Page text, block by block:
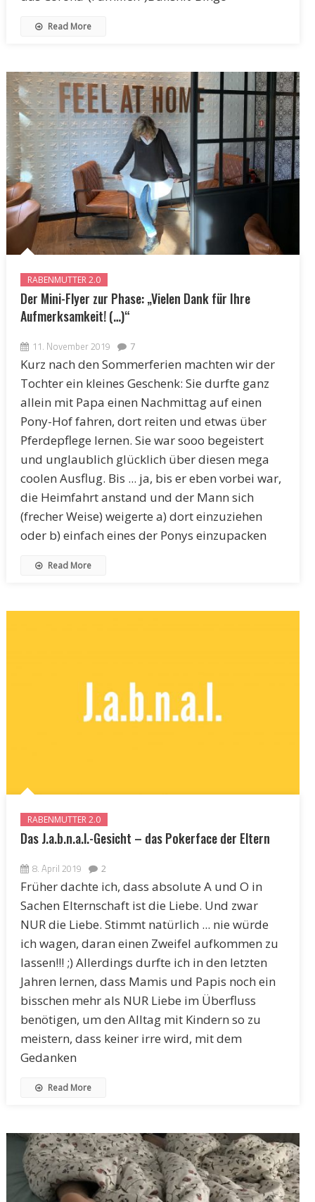
Read More
RABENMUTTER 2.0
Der Mini-Flyer zur Phase: „Vielen Dank für Ihre
Aufmerksamkeit! (…)“
11. November 2019 7
Kurz nach den Sommerferien machten wir der
Tochter ein kleines Geschenk: Sie durfte ganz
allein mit Papa einen Nachmittag auf einen
Pony-Hof fahren, dort reiten und etwas über
Pferdepflege lernen. Sie war sooo begeistert
und unglaublich glücklich über diesen mega
coolen Ausflug. Bis ... ja, bis er eben vorbei war,
die Heimfahrt anstand und der Mann sich
(frecher Weise) weigerte a) dort einzuziehen
oder b) einfach eines der Ponys einzupacken
Read More
RABENMUTTER 2.0
Das J.a.b.n.a.l.-Gesicht – das Pokerface der Eltern
8. April 2019 2
Früher dachte ich, dass absolute A und O in
Sachen Elternschaft ist die Liebe. Und zwar
NUR die Liebe. Stimmt natürlich ... nie würde
ich wagen, daran einen Zweifel aufkommen zu
lassen!!! ;) Allerdings durfte ich in den letzten
Jahren lernen, dass Mamis und Papis noch ein
bisschen mehr als NUR Liebe im Überfluss
benötigen, um den Alltag mit Kindern so zu
meistern, dass keiner irre wird, mit dem
Gedanken
Read More